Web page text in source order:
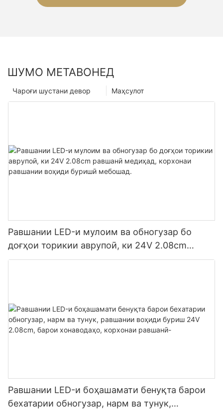
ШУМО МЕТАВОНЕД
Маҳсулот
Чароғи шустани девор
Равшании LED-и мулоим ва обногузар бо
доғҳои торикии аврупоӣ, ки 24V 2.08cm
равшанӣ медиҳад, корхонаи равшании воҳиди
Равшании LED-и боҳашамати бенуқта барои
бехатарии обногузар, нарм ва тунук,